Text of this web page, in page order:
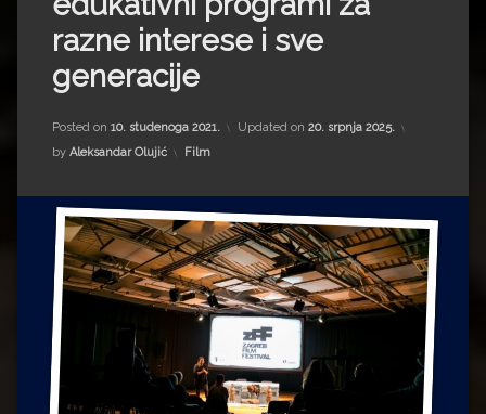
Impressum
Milenko Strižak
Drugi autori
Drugi autori
Ljiljana Lekanić-Kljaić
Željko Krznarić
Mario Lovreković
Miroslav Šantek
razne interese i sve
generacije
Posted on 10. studenoga 2021. Updated on 20. srpnja 2025.
by Aleksandar Olujić Kategorije:
Film